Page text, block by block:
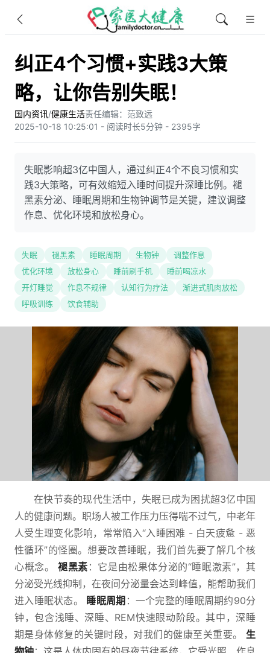
纠正4个习惯+实践3大策
略，让你告别失眠！
国内资讯/健康生活责任编辑：范致远
2025-10-18 10:25:01 - 阅读时长5分钟 - 2395字
失眠影响超3亿中国人，通过纠正4个不良习惯和实
践3大策略，可有效缩短入睡时间提升深睡比例。褪
黑素分泌、睡眠周期和生物钟调节是关键，建议调整
作息、优化环境和放松身心。
失眠 褪黑素 睡眠周期 生物钟
调整作息
优化环境
放松身心 睡前刷手机
睡前喝凉水
开灯睡觉
作息不规律 认知行为疗法
渐进式肌肉放松
呼吸训练
饮食辅助
在快节奏的现代生活中，失眠已成为困扰超3亿中国
人的健康问题。职场人被工作压力压得喘不过气，中老年
人受生理变化影响，常常陷入“入睡困难 - 白天疲惫 - 恶
性循环”的怪圈。想要改善睡眠，我们首先要了解几个核
心概念。 褪黑素 ：它是由松果体分泌的“睡眠激素”，其
分泌受光线抑制，在夜间分泌量会达到峰值，能帮助我们
进入睡眠状态。 睡眠周期 ：一个完整的睡眠周期约90分
钟，包含浅睡、深睡、REM快速眼动阶段。其中，深睡
期是身体修复的关键时段，对我们的健康至关重要。 生